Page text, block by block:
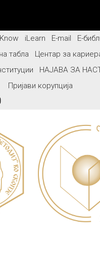
iLearn E-mail
Е-
табла
Центар за
НАЈАВА ЗА
Пријави корупција